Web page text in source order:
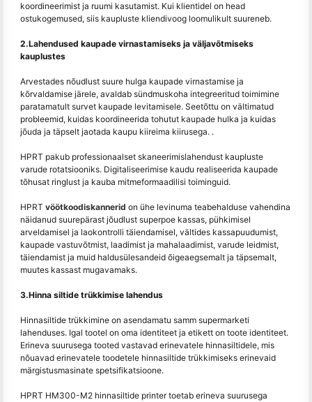
koordineerimist ja ruumi kasutamist. Kui klientidel on head
ostukogemused, siis kaupluste kliendivoog loomulikult suureneb.
2.Lahendused kaupade virnastamiseks ja väljavõtmiseks
kauplustes
Arvestades nõudlust suure hulga kaupade virnastamise ja
kõrvaldamise järele, avaldab sündmuskoha integreeritud toimimine
paratamatult survet kaupade levitamisele. Seetõttu on vältimatud
probleemid, kuidas koordineerida tohutut kaupade hulka ja kuidas
jõuda ja täpselt jaotada kaupu kiireima kiirusega. .
HPRT pakub professionaalset skaneerimislahendust kaupluste
varude rotatsiooniks. Digitaliseerimise kaudu realiseerida kaupade
tõhusat ringlust ja kauba mitmeformaadilisi toiminguid.
HPRT vöötkoodiskannerid on ühe levinuma teabehalduse vahendina
näidanud suurepärast jõudlust superpoe kassas, pühkimisel
arveldamisel ja laokontrolli täiendamisel, vältides kassapuudumist,
kaupade vastuvõtmist, laadimist ja mahalaadimist, varude leidmist,
täiendamist ja muid haldusülesandeid õigeaegsemalt ja täpsemalt,
muutes kassast mugavamaks.
3.Hinna siltide trükkimise lahendus
Hinnasiltide trükkimine on asendamatu samm supermarketi
lahenduses. Igal tootel on oma identiteet ja etikett on toote identiteet.
Erineva suurusega tooted vastavad erinevatele hinnasiltidele, mis
nõuavad erinevatele toodetele hinnasiltide trükkimiseks erinevaid
märgistusmasinate spetsifikatsioone.
HPRT HM300-M2 hinnasiltide printer toetab erineva suurusega